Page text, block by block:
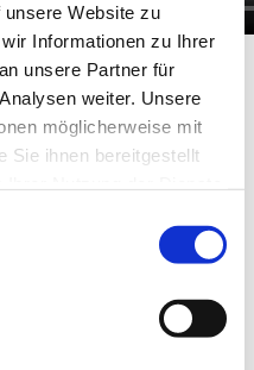
Website zu
Informationen zu Ihrer
unsere Partner für
weiter. Unsere
möglicherweise mit
Sie ihnen bereitgestellt
de Extruder
simplemente para estar
El cabezal de medición
de la máquina. Luego,